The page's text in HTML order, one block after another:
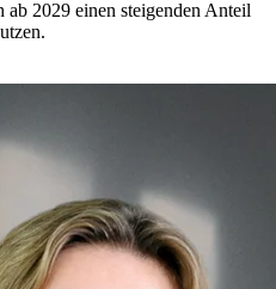
ab 2029 einen steigenden Anteil